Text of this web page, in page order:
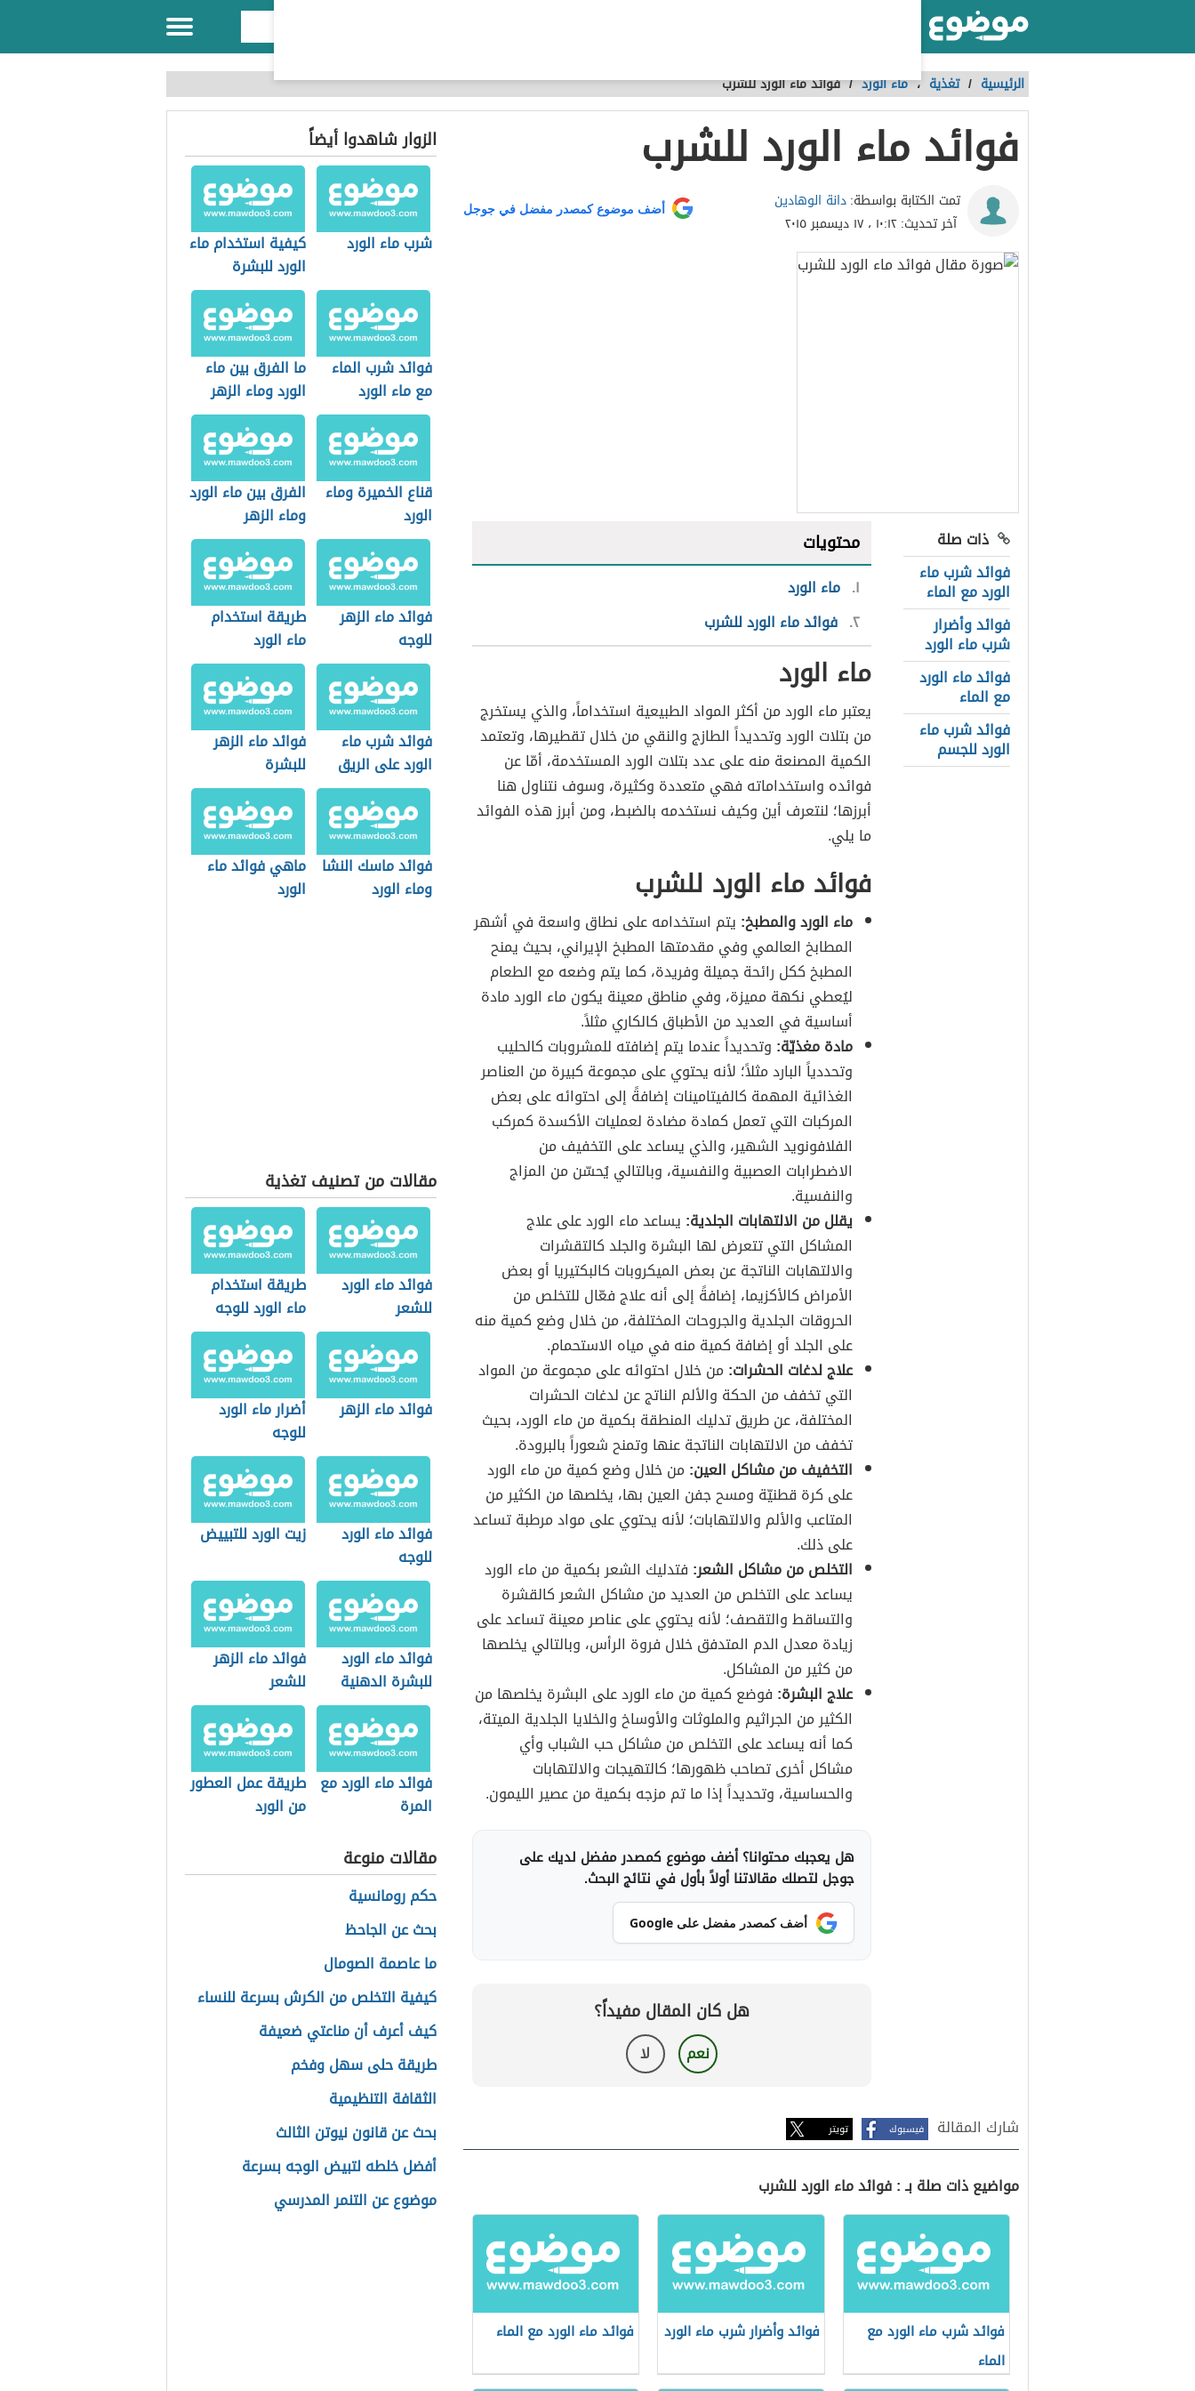
الرئيسية / تغذية ،ماء الورد /فوائد ماء الورد للشرب
فوائد ماء الورد للشرب
تمت الكتابة بواسطة:دانة الوهادين
آخر تحديث:١٠:١٢ ، ١٧ ديسمبر ٢٠١٥
أضف موضوع كمصدر مفضل في جوجل
ذات صلة
فوائد شرب ماء
الورد مع الماء
فوائد وأضرار
شرب ماء الورد
فوائد ماء الورد
مع الماء
فوائد شرب ماء
الورد للجسم
محتويات
١ ماء الورد
٢ فوائد ماء الورد للشرب
ماء الورد
يعتبر ماء الورد من أكثر المواد الطبيعية استخداماً، والذي يستخرج
من بتلات الورد وتحديداً الطازج والنقي من خلال تقطيرها، وتعتمد
الكمية المصنعة منه على عدد بتلات الورد المستخدمة، أمّا عن
فوائده واستخداماته فهي متعددة وكثيرة، وسوف نتناول هنا
أبرزها؛ لنتعرف أين وكيف نستخدمه بالضبط، ومن أبرز هذه الفوائد
ما يلي.
فوائد ماء الورد للشرب
ماء الورد والمطبخ: يتم استخدامه على نطاق واسعة في أشهر
المطابخ العالمي وفي مقدمتها المطبخ الإيراني، بحيث يمنح
المطبخ ككل رائحة جميلة وفريدة، كما يتم وضعه مع الطعام
ليُعطي نكهة مميزة، وفي مناطق معينة يكون ماء الورد مادة
أساسية في العديد من الأطباق كالكاري مثلاً.
مادة مغذيّة: وتحديداً عندما يتم إضافته للمشروبات كالحليب
وتحددياً البارد مثلاً؛ لأنه يحتوي على مجموعة كبيرة من العناصر
الغذائية المهمة كالفيتامينات إضافةً إلى احتوائه على بعض
المركبات التي تعمل كمادة مضادة لعمليات الأكسدة كمركب
الفلافونويد الشهير، والذي يساعد على التخفيف من
الاضطرابات العصبية والنفسية، وبالتالي يُحسّن من المزاج
والنفسية.
يقلل من الالتهابات الجلدية: يساعد ماء الورد على علاج
المشاكل التي تتعرض لها البشرة والجلد كالتقشرات
والالتهابات الناتجة عن بعض الميكروبات كالبكتيريا أو بعض
الأمراض كالأكزيما، إضافةً إلى أنه علاج فعّال للتخلص من
الحروقات الجلدية والجروحات المختلفة، من خلال وضع كمية منه
على الجلد أو إضافة كمية منه في مياه الاستحمام.
علاج لدغات الحشرات: من خلال احتوائه على مجموعة من المواد
التي تخفف من الحكة والألم الناتج عن لدغات الحشرات
المختلفة، عن طريق تدليك المنطقة بكمية من ماء الورد، بحيث
تخفف من الالتهابات الناتجة عنها وتمنح شعوراً بالبرودة.
التخفيف من مشاكل العين: من خلال وضع كمية من ماء الورد
على كرة قطنيّة ومسح جفن العين بها، يخلصها من الكثير من
المتاعب والألم والالتهابات؛ لأنه يحتوي على مواد مرطبة تساعد
على ذلك.
التخلص من مشاكل الشعر: فتدليك الشعر بكمية من ماء الورد
يساعد على التخلص من العديد من مشاكل الشعر كالقشرة
والتساقط والتقصف؛ لأنه يحتوي على عناصر معينة تساعد على
زيادة معدل الدم المتدفق خلال فروة الرأس، وبالتالي يخلصها
من كثير من المشاكل.
علاج البشرة: فوضع كمية من ماء الورد على البشرة يخلصها من
الكثير من الجراثيم والملوثات والأوساخ والخلايا الجلدية الميتة،
كما أنه يساعد على التخلص من مشاكل حب الشباب وأي
مشاكل أخرى تصاحب ظهورها؛ كالتهيجات والالتهابات
والحساسية، وتحديداً إذا ما تم مزجه بكمية من عصير الليمون.
هل يعجبك محتوانا؟ أضف موضوع كمصدر مفضل لديك على
جوجل لتصلك مقالاتنا أولاً بأول في نتائج البحث.
أضف كمصدر مفضل على Google
هل كان المقال مفيداً؟
نعم لا
شارك المقالة فيسبوك تويتر
مواضيع ذات صلة بـ : فوائد ماء الورد للشرب
فوائد شرب ماء الورد مع
الماء
فوائد وأضرار شرب ماء الورد فوائد ماء الورد مع الماء
الزوار شاهدوا أيضاً
شرب ماء الورد
كيفية استخدام ماء
الورد للبشرة
فوائد شرب الماء
مع ماء الورد
ما الفرق بين ماء
الورد وماء الزهر
قناع الخميرة وماء
الورد
الفرق بين ماء الورد
وماء الزهر
فوائد ماء الزهر
للوجه
طريقة استخدام
ماء الورد
فوائد شرب ماء
الورد على الريق
فوائد ماء الزهر
للبشرة
فوائد ماسك النشا
وماء الورد
ماهي فوائد ماء
الورد
مقالات من تصنيف تغذية
فوائد ماء الورد
للشعر
طريقة استخدام
ماء الورد للوجه
فوائد ماء الزهر
أضرار ماء الورد
للوجه
فوائد ماء الورد
للوجه
زيت الورد للتبييض
فوائد ماء الورد
للبشرة الدهنية
فوائد ماء الزهر
للشعر
فوائد ماء الورد مع
المرة
طريقة عمل العطور
من الورد
مقالات منوعة
حكم رومانسية
بحث عن الجاحظ
ما عاصمة الصومال
كيفية التخلص من الكرش بسرعة للنساء
كيف أعرف أن مناعتي ضعيفة
طريقة حلى سهل وفخم
الثقافة التنظيمية
بحث عن قانون نيوتن الثالث
أفضل خلطه لتبيض الوجه بسرعة
موضوع عن التنمر المدرسي